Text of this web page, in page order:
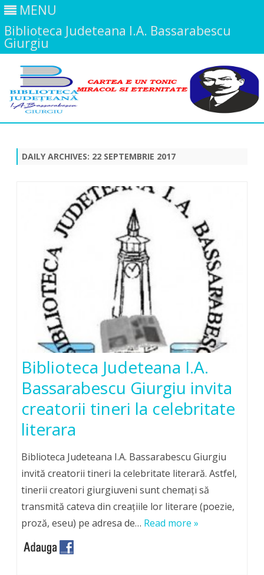
MENU
Biblioteca Judeteana I.A. Bassarabescu
Giurgiu
DAILY ARCHIVES: 22 SEPTEMBRIE 2017
Biblioteca Judeteana I.A.
Bassarabescu Giurgiu invita
creatorii tineri la celebritate
literara
Biblioteca Judeteana I.A. Bassarabescu Giurgiu
invită creatorii tineri la celebritate literară. Astfel,
tinerii creatori giurgiuveni sunt chemaţi să
transmită cateva din creaţiile lor literare (poezie,
proză, eseu) pe adresa de… Read more »